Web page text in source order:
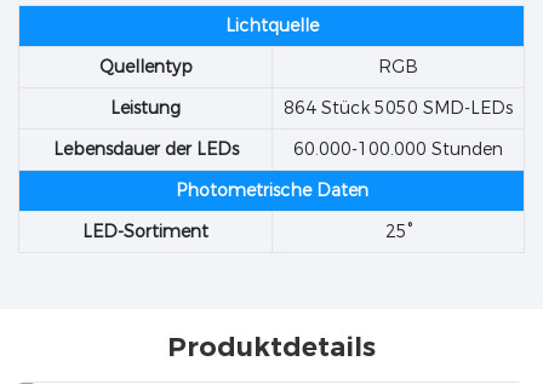
Lichtquelle
Quellentyp
RGB
Leistung
864 Stück 5050 SMD-LEDs
Lebensdauer der LEDs
60.000-100.000 Stunden
Photometrische Daten
LED-Sortiment
25°
Produktdetails